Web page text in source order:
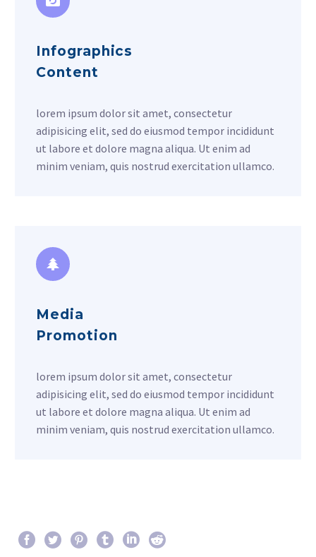
Infographics
Content
lorem ipsum dolor sit amet, consectetur
adipisicing elit, sed do eiusmod tempor incididunt
ut labore et dolore magna aliqua. Ut enim ad
minim veniam, quis nostrud exercitation ullamco.
Media
Promotion
lorem ipsum dolor sit amet, consectetur
adipisicing elit, sed do eiusmod tempor incididunt
ut labore et dolore magna aliqua. Ut enim ad
minim veniam, quis nostrud exercitation ullamco.